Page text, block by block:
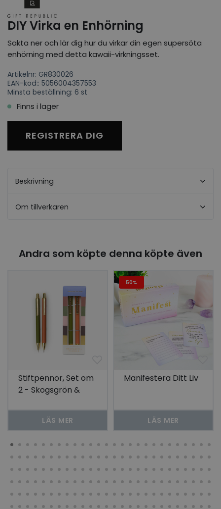
DIY Virka en Enhörning
Sakta ner och lär dig hur du virkar din egen supersöta
enhörning med detta kawaii-virkningsset.
Artikelnr: GR830026
EAN-kod:: 5056004357553
Minsta beställning: 6 st
Finns i lager
REGISTRERA DIG
Beskrivning
Om tillverkaren
Andra som köpte denna köpte även
Stiftpennor, Set om
2 - Skogsgrön &
LÄS MER
50%
Manifestera Ditt Liv
LÄS MER